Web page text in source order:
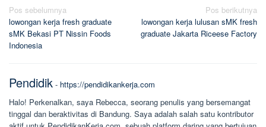
Navigasi
pos
Pos sebelumnya
lowongan kerja fresh graduate
sMK Bekasi PT Nissin Foods
Indonesia
Pos berikutnya
lowongan kerja lulusan sMK fresh
graduate Jakarta Riceese Factory
Pendidik - https://pendidikankerja.com
Halo! Perkenalkan, saya Rebecca, seorang penulis yang bersemangat
tinggal dan beraktivitas di Bandung. Saya adalah salah satu kontributor